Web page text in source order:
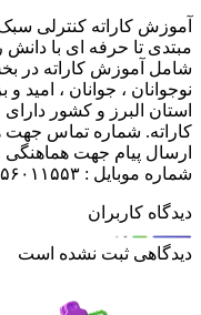
آموزش کاراته کنترلی سبک
مبتدی تا حرفه ای با
شامل آموزش کاراته در
نوجوانان ، جوانان ، امید
استان البرز و کشور
ارسال پیام جهت هماهنگی
شماره موبایل : ۰۹۳۵۶۰۱۱۵۵۳
دیدگاه کاربران
دیدگاهی ثبت نشده است